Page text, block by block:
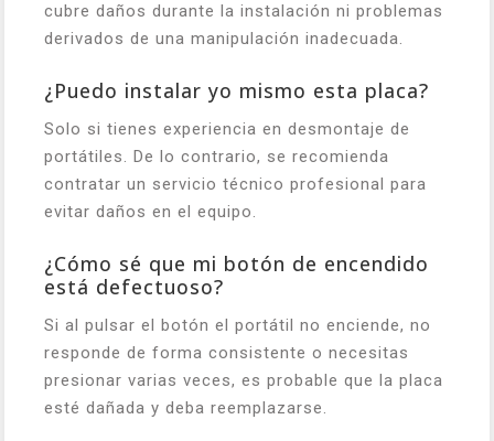
cubre daños durante la instalación ni problemas
derivados de una manipulación inadecuada.
¿Puedo instalar yo mismo esta placa?
Solo si tienes experiencia en desmontaje de
portátiles. De lo contrario, se recomienda
contratar un servicio técnico profesional para
evitar daños en el equipo.
¿Cómo sé que mi botón de encendido
está defectuoso?
Si al pulsar el botón el portátil no enciende, no
responde de forma consistente o necesitas
presionar varias veces, es probable que la placa
esté dañada y deba reemplazarse.